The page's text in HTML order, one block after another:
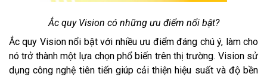
Ắc quy Vision có những ưu điểm nổi bật?
Ắc quy Vision nổi bật với nhiều ưu điểm đáng chú ý, làm cho
nó trở thành một lựa chọn phổ biến trên thị trường. Vision sử
dụng công nghệ tiên tiến giúp cải thiện hiệu suất và độ bền